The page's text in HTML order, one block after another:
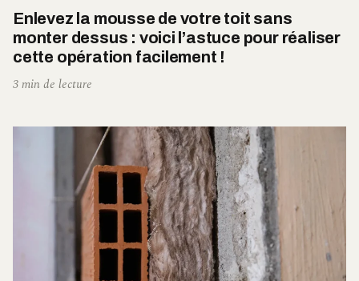
Enlevez la mousse de votre toit sans
monter dessus : voici l’astuce pour réaliser
cette opération facilement !
3 min de lecture